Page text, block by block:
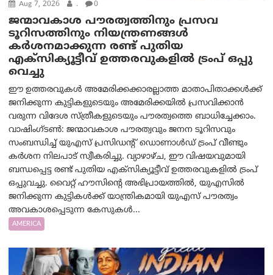
Aug 7, 2026 . 0
ജന്മാവകാശ പൗരത്വത്തിനും പ്രസവ
ടൂറിസത്തിനും നിയന്ത്രണങ്ങൾ
കർശനമാക്കുന്ന രണ്ട് പുതിയ
എക്സിക്യൂട്ടീവ് ഉത്തരവുകളിൽ ട്രംപ് ഒപ്പു
വെച്ചു
ഈ ഉത്തരവുകൾ അമേരിക്കക്കാരല്ലാത്ത മാതാപിതാക്കൾക്ക്
ജനിക്കുന്ന കുട്ടികളുടെയും അമേരിക്കയിൽ പ്രസവിക്കാൻ
വരുന്ന വിദേശ സ്ത്രീകളുടെയും പൗരത്വത്തെ ബാധിച്ചേക്കാം.
വാഷിംഗ്ടണ്‍: ജന്മാവകാശ പൗരത്വവും ജനന ടൂറിസവും
സംബന്ധിച്ച് യുഎസ് പ്രസിഡന്റ് ഡൊണാൾഡ് ട്രംപ് വീണ്ടും
കർശന നിലപാട് സ്വീകരിച്ചു. വ്യാഴാഴ്ച, ഈ വിഷയവുമായി
ബന്ധപ്പെട്ട രണ്ട് പുതിയ എക്സിക്യൂട്ടീവ് ഉത്തരവുകളിൽ ട്രംപ്
ഒപ്പുവച്ചു. വൈറ്റ് ഹൗസിന്റെ അഭിപ്രായത്തിൽ, യുഎസിൽ
ജനിക്കുന്ന കുട്ടികൾക്ക് യാന്ത്രികമായി യുഎസ് പൗരത്വം
അവകാശപ്പെടുന്ന കേസുകൾ...
AMERICA